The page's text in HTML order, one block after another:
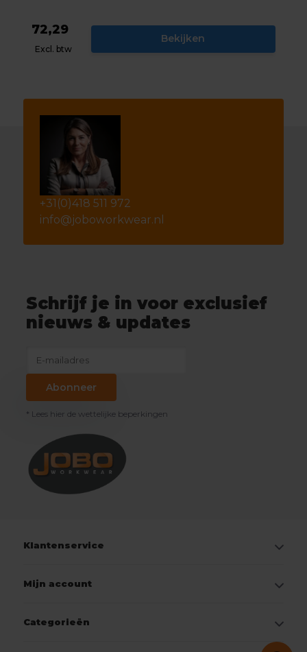
72,29
Excl. btw
Bekijken
+31(0)418 511 972
info@joboworkwear.nl
Schrijf je in voor exclusief
nieuws & updates
Abonneer
* Lees hier de wettelijke beperkingen
Klantenservice
Mijn account
Categorieën